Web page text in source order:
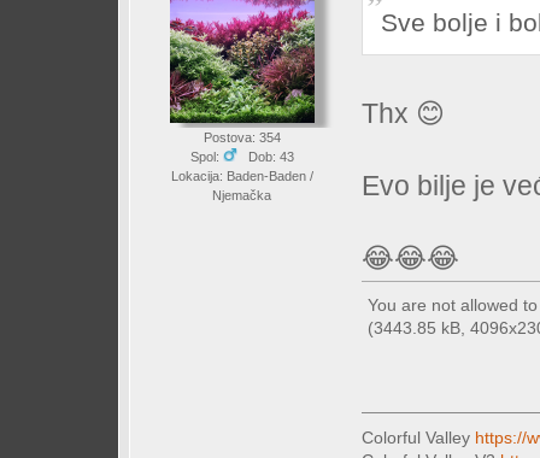
Postova: 354
Spol:
Dob: 43
Lokacija: Baden-Baden /
Njemačka
Sve bolje i
Thx 😊
Evo bilje je
😂😂😂
You are not allowed
(3443.85 kB,
Colorful Valley https://